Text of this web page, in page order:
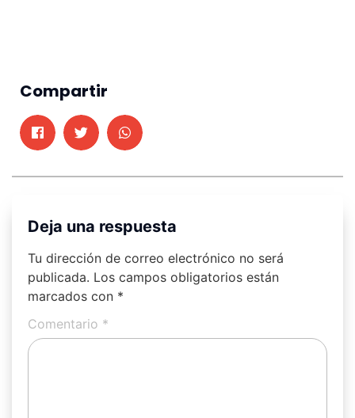
Compartir
Deja una respuesta
Tu dirección de correo electrónico no será
publicada. Los campos obligatorios están
marcados con *
Comentario *